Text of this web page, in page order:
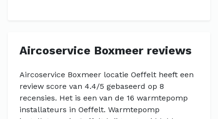
Aircoservice Boxmeer reviews
Aircoservice Boxmeer locatie Oeffelt heeft een
review score van 4.4/5 gebaseerd op 8
recensies. Het is een van de 16 warmtepomp
installateurs in Oeffelt. Warmtepomp